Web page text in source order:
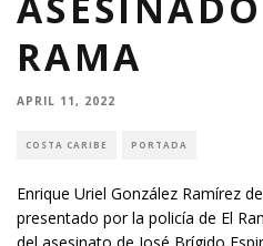
RAMA
APRIL 11, 2022
COSTA CARIBE PORTADA
Enrique Uriel González Ramírez
presentado por la policía de El